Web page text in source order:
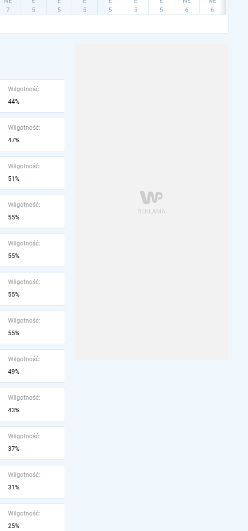
Wilgotność:
44%
Wilgotność:
47%
Wilgotność:
51%
Wilgotność:
55%
Wilgotność:
55%
Wilgotność:
55%
Wilgotność:
55%
Wilgotność:
49%
Wilgotność:
43%
Wilgotność:
37%
Wilgotność:
31%
Wilgotność:
25%